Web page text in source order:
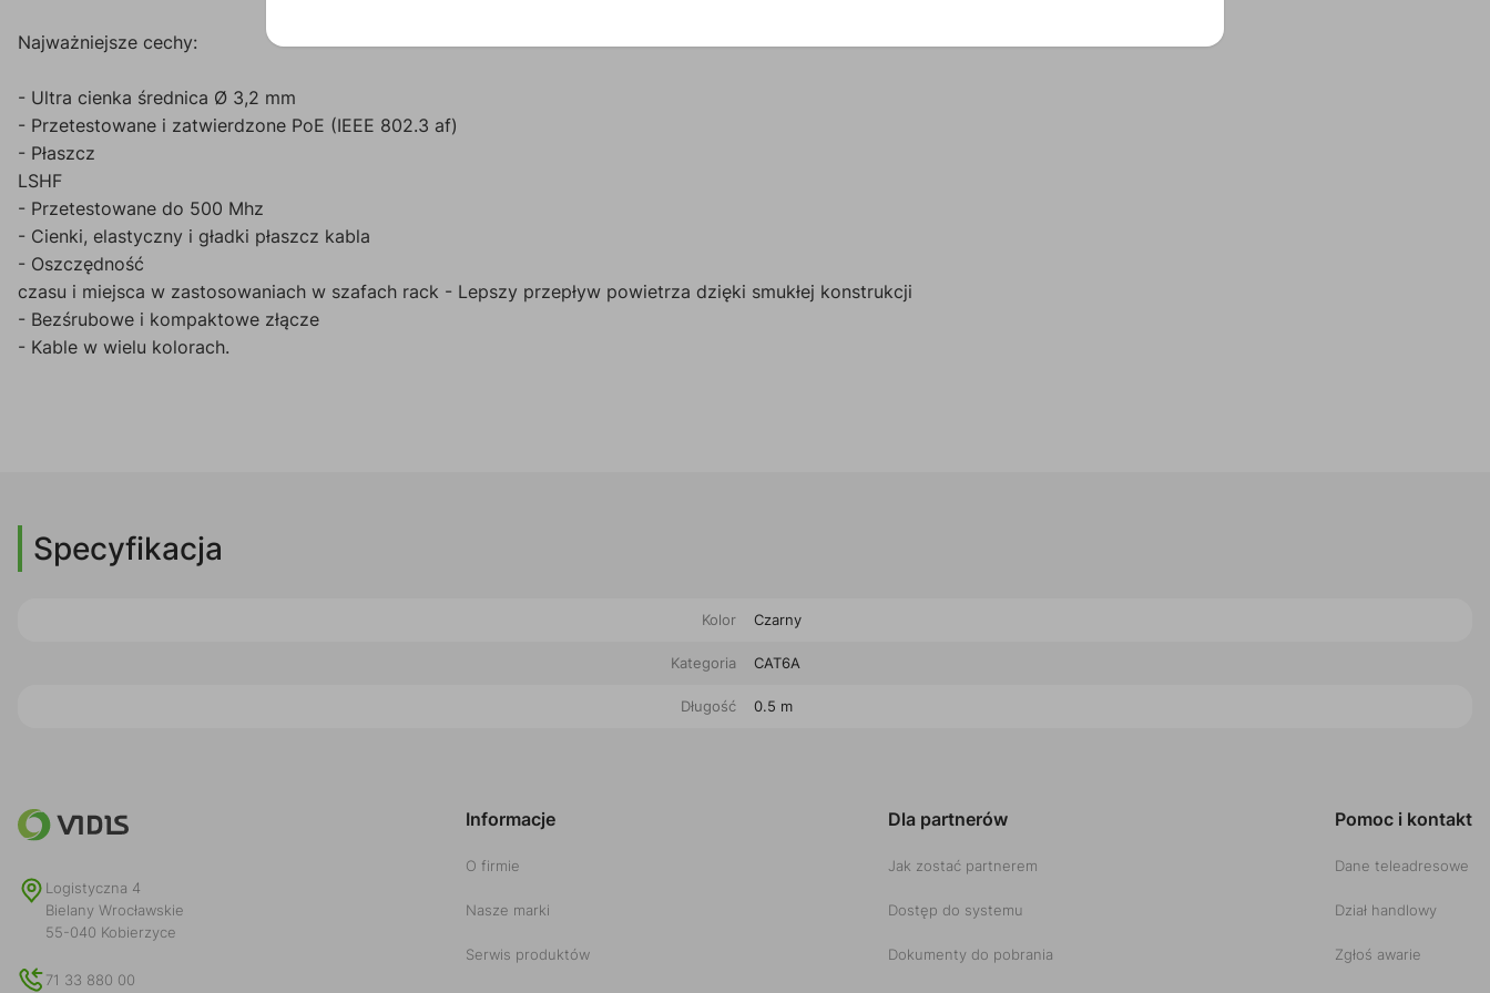
Najważniejsze cechy:
- Ultra cienka średnica Ø 3,2 mm
- Przetestowane i zatwierdzone PoE (IEEE 802.3 af)
- Płaszcz
LSHF
- Przetestowane do 500 Mhz
- Cienki, elastyczny i gładki płaszcz kabla
- Oszczędność
czasu i miejsca w zastosowaniach w szafach rack - Lepszy przepływ powietrza dzięki smukłej konstrukcji
- Bezśrubowe i kompaktowe złącze
- Kable w wielu kolorach.
Specyfikacja
Kolor Czarny
Kategoria CAT6A
Długość 0.5 m
Logistyczna 4
Bielany Wrocławskie
55-040 Kobierzyce
71 33 880 00
Informacje
O firmie
Nasze marki
Serwis produktów
Dla partnerów
Jak zostać partnerem
Dostęp do systemu
Dokumenty do pobrania
Pomoc i kontakt
Dane teleadresowe
Dział handlowy
Zgłoś awarie